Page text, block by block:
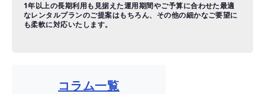
1年以上の長期利用も見据えた運用期間やご予算に合わせた最適
なレンタルプランのご提案はもちろん、その他の細かなご要望に
も柔軟に対応いたします。
コラム一覧